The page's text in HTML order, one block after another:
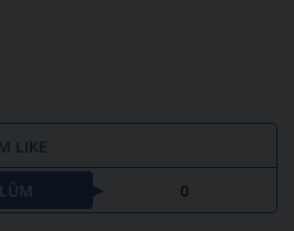
LIKE
0